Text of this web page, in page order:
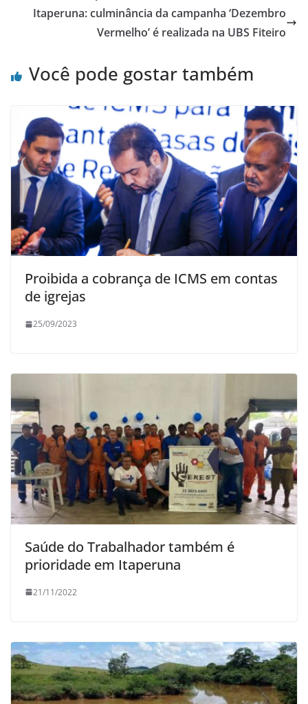
o p
p
Itaperuna: culminância da campanha ‘Dezembro
Vermelho’ é realizada na UBS Fiteiro
Você pode gostar também
Proibida a cobrança de ICMS em contas
de igrejas
25/09/2023
Saúde do Trabalhador também é
prioridade em Itaperuna
21/11/2022